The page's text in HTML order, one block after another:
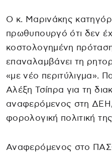
Ο κ. Μαρινάκης
πρωθυπουργό ότι δεν
κοστολογημένη
επαναλαμβάνει τη
«με νέο περιτύλιγμα».
Αλέξη Τσίπρα για τη
αναφερόμενος στη ΔΕΗ,
φορολογική πολιτική
Αναφερόμενος στο